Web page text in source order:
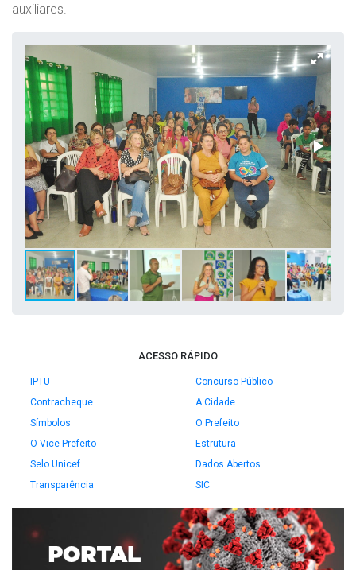
auxiliares.
ACESSO RÁPIDO
IPTU
Concurso Público
Contracheque
A Cidade
Símbolos
O Prefeito
O Vice-Prefeito
Estrutura
Selo Unicef
Dados Abertos
Transparência
SIC